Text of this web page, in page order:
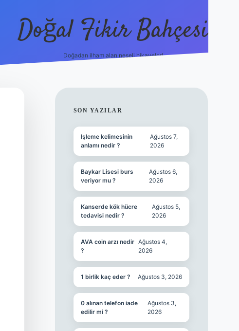
Doğal Fikir Bahçesi
Doğadan ilham alan neşeli hikayeler!
SIDEBAR
SON YAZILAR
Işleme kelimesinin
anlamı nedir ?
Ağustos 7,
2026
Baykar Lisesi burs
veriyor mu ?
Ağustos 6,
2026
Kanserde kök hücre
tedavisi nedir ?
Ağustos 5,
2026
AVA coin arzı nedir
?
Ağustos 4,
2026
1 birlik kaç eder ? Ağustos 3, 2026
0 alınan telefon iade
edilir mi ?
Ağustos 3,
2026
grandoperabet